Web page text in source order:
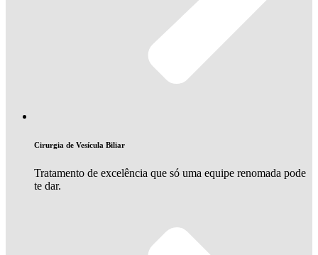
Cirurgia de Vesícula Biliar
Tratamento de excelência que só uma equipe renomada pode
te dar.